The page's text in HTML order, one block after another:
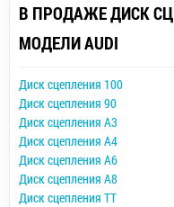
В ПРОДАЖЕ ДИСК
МОДЕЛИ AUDI
Диск сцепления 100
Диск сцепления 90
Диск сцепления A3
Диск сцепления A4
Диск сцепления A6
Диск сцепления A8
Диск сцепления TT